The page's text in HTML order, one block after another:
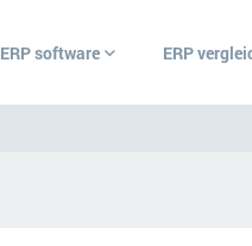
ERP software ERP